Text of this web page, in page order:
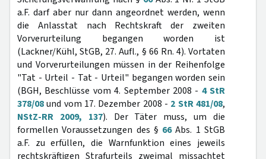
a.F. darf aber nur dann angeordnet werden, wenn
die Anlasstat nach Rechtskraft der zweiten
Vorverurteilung begangen worden ist
(Lackner/Kühl, StGB, 27. Aufl., § 66 Rn. 4). Vortaten
und Vorverurteilungen müssen in der Reihenfolge
"Tat - Urteil - Tat - Urteil" begangen worden sein
(BGH, Beschlüsse vom 4. September 2008 - 4 StR
378/08und vom 17. Dezember 2008 - 2 StR 481/08,
NStZ-RR 2009, 137). Der Täter muss, um die
formellen Voraussetzungen des § 66Abs. 1 StGB
a.F. zu erfüllen, die Warnfunktion eines jeweils
rechtskräftigen Strafurteils zweimal missachtet